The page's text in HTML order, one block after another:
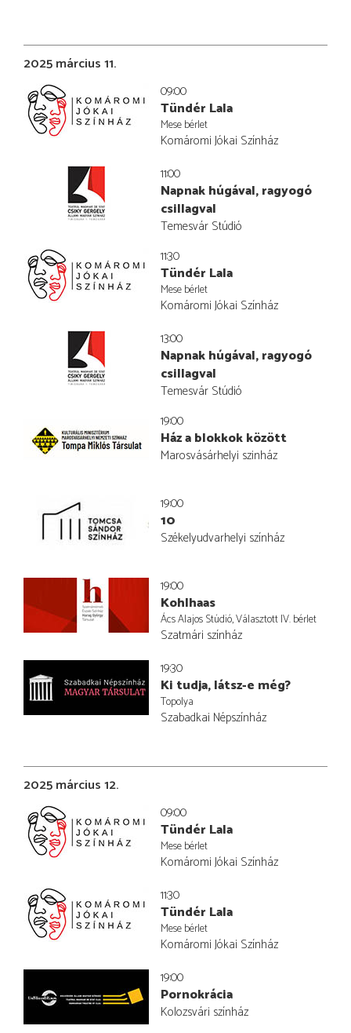
2025 március 11.
09:00
Tündér Lala
Mese bérlet
Komáromi Jókai Színház
11:00
Napnak húgával, ragyogó
csillagval
Temesvár Stúdió
11:30
Tündér Lala
Mese bérlet
Komáromi Jókai Színház
13:00
Napnak húgával, ragyogó
csillagval
Temesvár Stúdió
19:00
Ház a blokkok között
Marosvásárhelyi szinház
19:00
10
Székelyudvarhelyi színház
19:00
Kohlhaas
Ács Alajos Stúdió, Választott IV. bérlet
Szatmári színház
19:30
Ki tudja, látsz-e még?
Topolya
Szabadkai Népszínház
2025 március 12.
09:00
Tündér Lala
Mese bérlet
Komáromi Jókai Színház
11:30
Tündér Lala
Mese bérlet
Komáromi Jókai Színház
19:00
Pornokrácia
Kolozsvári színház